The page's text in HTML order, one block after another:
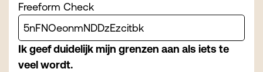
Freeform Check
Ik geef duidelijk mijn grenzen aan als iets te
veel wordt.